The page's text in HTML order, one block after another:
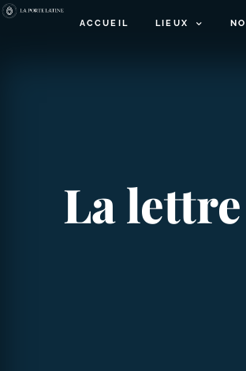
ACCUEIL LIEUX
La